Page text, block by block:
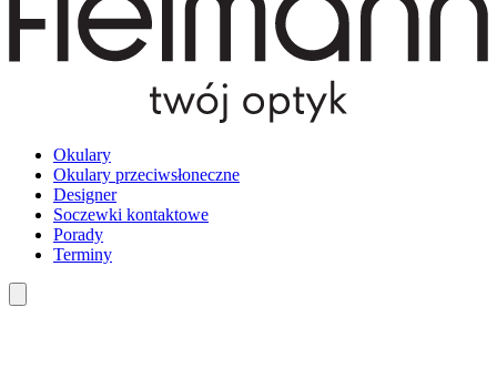
Okulary
Okulary przeciwsłoneczne
Designer
Soczewki kontaktowe
Porady
Terminy